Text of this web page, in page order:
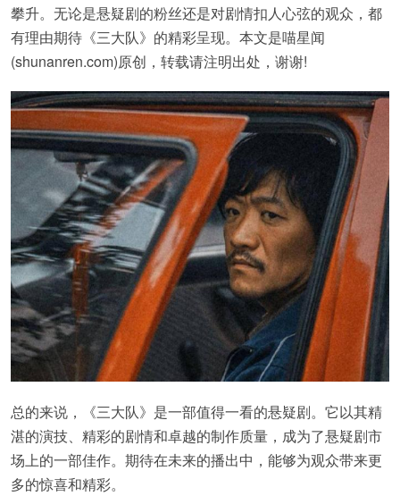
攀升。无论是悬疑剧的粉丝还是对剧情扣人心弦的观众，都
有理由期待《三大队》的精彩呈现。本文是喵星闻
(shunanren.com)原创，转载请注明出处，谢谢!
总的来说，《三大队》是一部值得一看的悬疑剧。它以其精
湛的演技、精彩的剧情和卓越的制作质量，成为了悬疑剧市
场上的一部佳作。期待在未来的播出中，能够为观众带来更
多的惊喜和精彩。